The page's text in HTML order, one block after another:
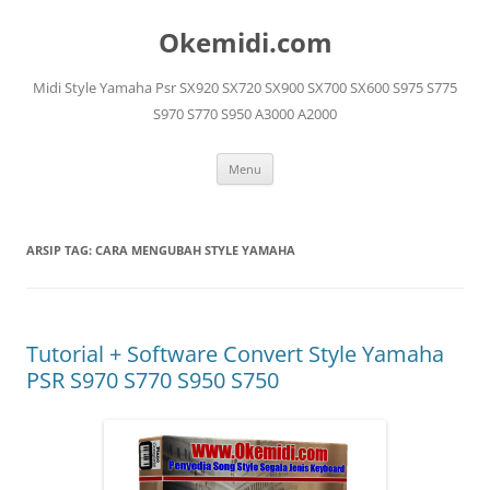
Okemidi.com
Midi Style Yamaha Psr SX920 SX720 SX900 SX700 SX600 S975 S775
S970 S770 S950 A3000 A2000
Menu
ARSIP TAG: CARA MENGUBAH STYLE YAMAHA
Tutorial + Software Convert Style Yamaha
PSR S970 S770 S950 S750